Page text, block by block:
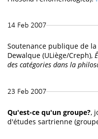
14 Feb 2007
Soutenance publique de
Dewalque (ULiège/Creph),
des catégories dans la
23 Feb 2007
Qu'est-ce qu'un groupe?,
d'études sartrienne